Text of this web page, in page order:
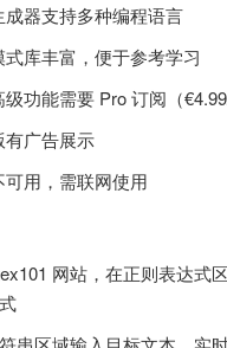
成器支持多种编程语言
式库丰富，便于参考学习
功能需要 Pro 订阅（
有广告展示
可用，需联网使用
网站，在正则表达式